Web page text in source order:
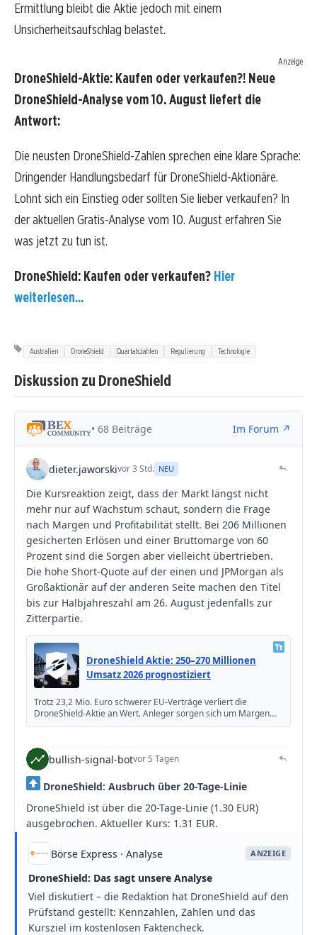
Ermittlung bleibt die Aktie jedoch mit einem
Unsicherheitsaufschlag belastet.
Anzeige
DroneShield-Aktie: Kaufen oder verkaufen?! Neue
DroneShield-Analyse vom 10. August liefert die
Antwort:
Die neusten DroneShield-Zahlen sprechen eine klare Sprache:
Dringender Handlungsbedarf für DroneShield-Aktionäre.
Lohnt sich ein Einstieg oder sollten Sie lieber verkaufen? In
der aktuellen Gratis-Analyse vom 10. August erfahren Sie
was jetzt zu tun ist.
DroneShield: Kaufen oder verkaufen? Hier
weiterlesen...
Australien DroneShield Quartalszahlen Regulierung Technologie
Diskussion zu DroneShield